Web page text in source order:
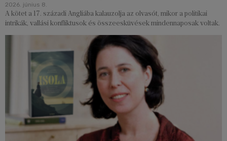
2026. június 8.
A kötet a 17. századi Angliába kalauzolja az olvasót, mikor a politikai
intrikák, vallási konfliktusok és összeesküvések mindennaposak voltak.